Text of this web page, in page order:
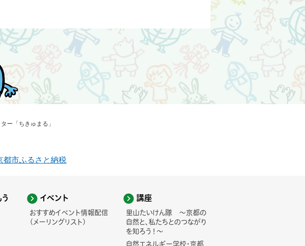
ー 「ちきゅまる」
イベント
おすすめイベント情報配信
(メーリングリスト)
講座
里山たいけん隊 ～京都の
自然と、私たちとのつながり
を知ろう！～
自然エネルギー学校・京都